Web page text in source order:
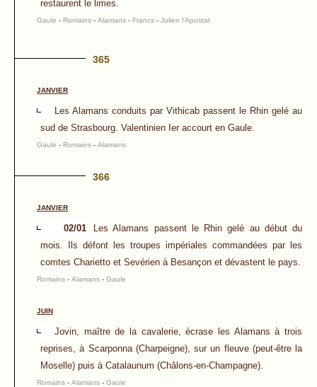
restaurent le limes.
Gaule - Romains - Alamans - Francs - Julien l'Apostat
365
JANVIER
Les Alamans conduits par Vithicab passent le Rhin gelé au
sud de Strasbourg. Valentinien Ier accourt en Gaule.
Gaule - Romains - Alamans
366
JANVIER
02/01
Les Alamans passent le Rhin gelé au début du
mois. Ils défont les troupes impériales commandées par les
comtes Charietto et Sevérien à Besançon et dévastent le pays.
Romains - Alamans - Gaule
JUIN
Jovin, maître de la cavalerie, écrase les Alamans à trois
reprises, à Scarponna (Charpeigne), sur un fleuve (peut-être la
Moselle) puis à Catalaunum (Châlons-en-Champagne).
Romains - Alamans - Gaule